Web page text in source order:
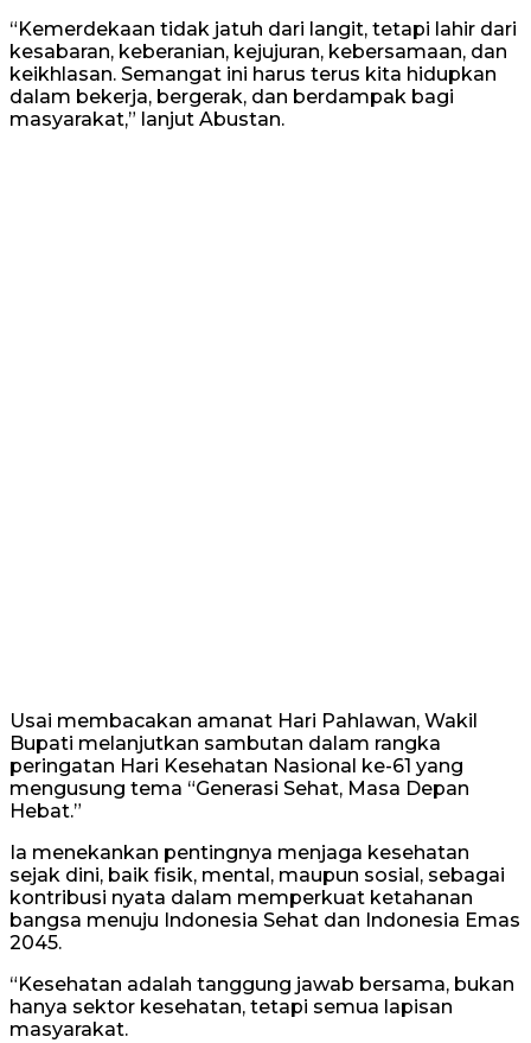
“Kemerdekaan tidak jatuh dari langit, tetapi lahir dari
kesabaran, keberanian, kejujuran, kebersamaan, dan
keikhlasan. Semangat ini harus terus kita hidupkan
dalam bekerja, bergerak, dan berdampak bagi
masyarakat,” lanjut Abustan.
Usai membacakan amanat Hari Pahlawan, Wakil
Bupati melanjutkan sambutan dalam rangka
peringatan Hari Kesehatan Nasional ke-61 yang
mengusung tema “Generasi Sehat, Masa Depan
Hebat.”
Ia menekankan pentingnya menjaga kesehatan
sejak dini, baik fisik, mental, maupun sosial, sebagai
kontribusi nyata dalam memperkuat ketahanan
bangsa menuju Indonesia Sehat dan Indonesia Emas
2045.
“Kesehatan adalah tanggung jawab bersama, bukan
hanya sektor kesehatan, tetapi semua lapisan
masyarakat.